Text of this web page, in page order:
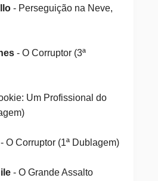
- Perseguição na Neve,
- O Corruptor (3ª
Um Profissional do
O Corruptor (1ª Dublagem)
- O Grande Assalto